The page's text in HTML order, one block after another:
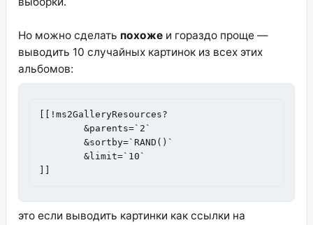
Но можно сделать похожеи гораздо проще —
выводить 10 случайных картинок из всех этих
альбомов:
[[!ms2GalleryResources?
	&parents=`2`
	&sortby=`RAND()`
	&limit=`10`
это если выводить картинки как ссылки на